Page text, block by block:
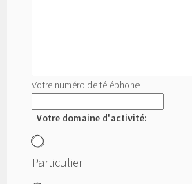
Votre numéro de téléphone
Votre domaine d'activité:
Particulier